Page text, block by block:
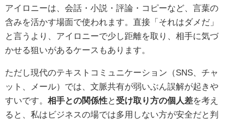
アイロニーは、会話・小説・評論・コピーなど、言葉の
含みを活かす場面で使われます。直接「それはダメだ」
と言うより、アイロニーで少し距離を取り、相手に気づ
かせる狙いがあるケースもあります。
ただし現代のテキストコミュニケーション（SNS、チャ
ット、メール）では、文脈共有が弱いぶん誤解が起きや
すいです。 相手との関係性と 受け取り方の個人差を考え
ると、私はビジネスの場では多用しない方が安全だと判